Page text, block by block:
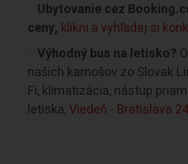
Ubytovanie cez
ceny, klikni a vyhľadaj si
Výhodný bus na letisko?
našich kamošov zo Slovak
Fi, klimatizácia, nástup
letiska,Viedeň - Bratislava